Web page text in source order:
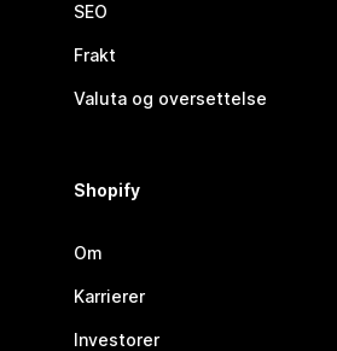
SEO
Frakt
Valuta og oversettelse
Shopify
Om
Karrierer
Investorer